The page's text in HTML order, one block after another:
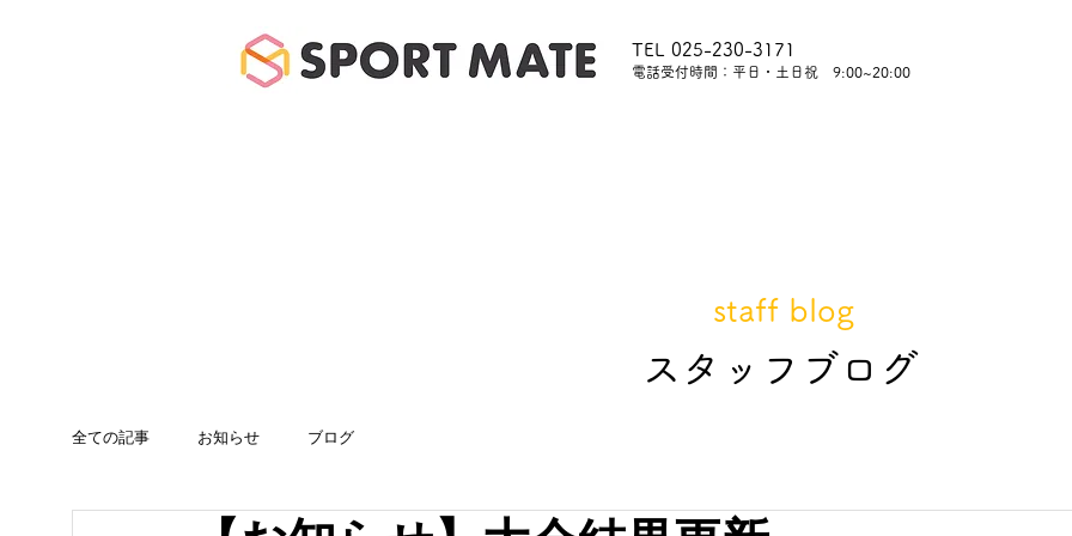
TEL 025-230-3171
​電話受付時間：平日・土日祝 9:00~20:00
全ての記事 お知らせ ブログ
​スタッフブログ
staff blog